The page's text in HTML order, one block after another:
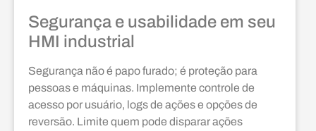
Segurança e usabilidade em seu
HMI industrial
Segurança não é papo furado; é proteção para
pessoas e máquinas. Implemente controle de
acesso por usuário, logs de ações e opções de
reversão. Limite quem pode disparar ações